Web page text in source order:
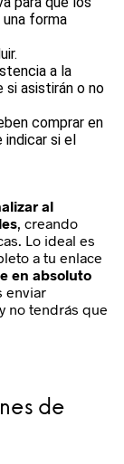
forma
a la
si asistirán o no
comprar en
si el
al
, creando
Lo ideal es
a tu enlace
en absoluto
enviar
no tendrás que
de